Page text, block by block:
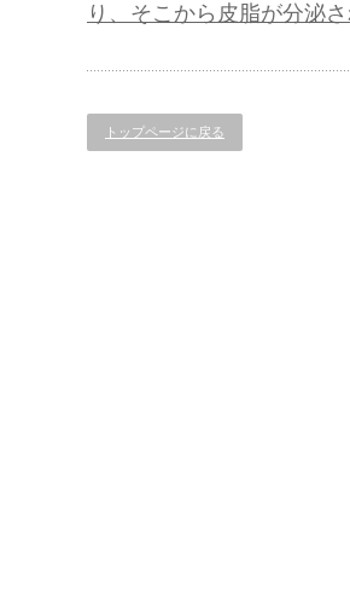
り、そこから皮脂が分泌
トップページに戻る